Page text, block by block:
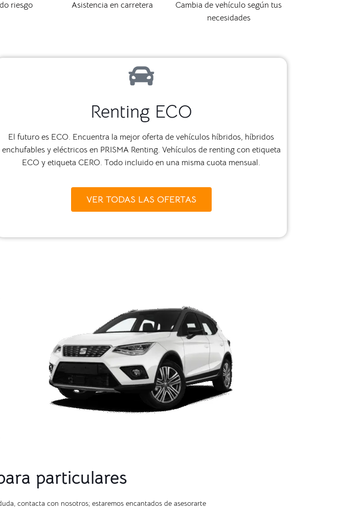
riesgo Asistencia en carretera
Cambia de vehículo según tus
necesidades
Renting ECO
El futuro es ECO. Encuentra la mejor oferta de vehículos híbridos, híbridos
enchufables y eléctricos en PRISMA Renting. Vehículos de renting con etiqueta
ECO y etiqueta CERO. Todo incluido en una misma cuota mensual.
VER TODAS LAS OFERTAS
particulares
contacta con nosotros; estaremos encantados de asesorarte